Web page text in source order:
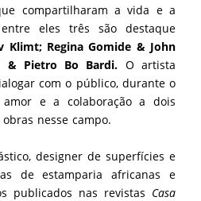
compartilharam a vida e a
eles três são destaque
Klimt; Regina Gomide & John
& Pietro Bo Bardi. O artista
com o público, durante o
e a colaboração a dois
nesse campo.
designer de superfícies e
de estamparia africanas e
publicados nas revistas Casa